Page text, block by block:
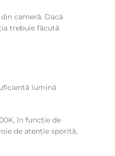
cameră. Dacă
trebuie făcută
lumină
în funcție de
de atenție sporită,